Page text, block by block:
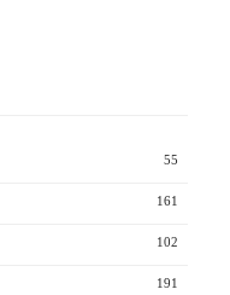
55
161
102
191